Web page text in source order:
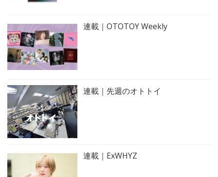
連載｜OTOTOY Weekly
連載｜先週のオトトイ
連載｜ExWHYZ